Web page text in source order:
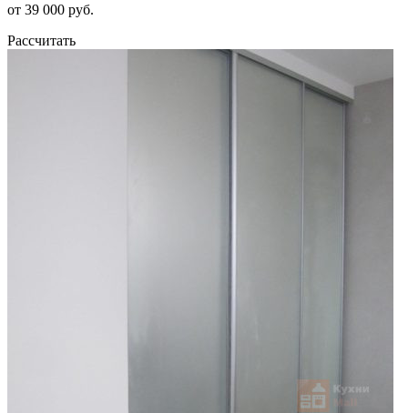
от 39 000 руб.
Рассчитать